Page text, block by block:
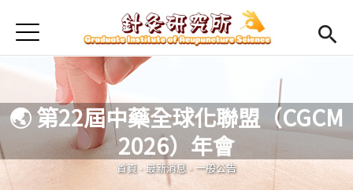
首頁
最新消息
本所簡介
Open submenu (師資陣容)
師資陣容
Open submenu (課程規劃)
課程規劃
Jump to Navigation
Jump to Main content
🌏 第22屆中藥全球化聯盟（CGCM
2026）年會
您在這裡
首頁 - 最新消息 - 一般公告